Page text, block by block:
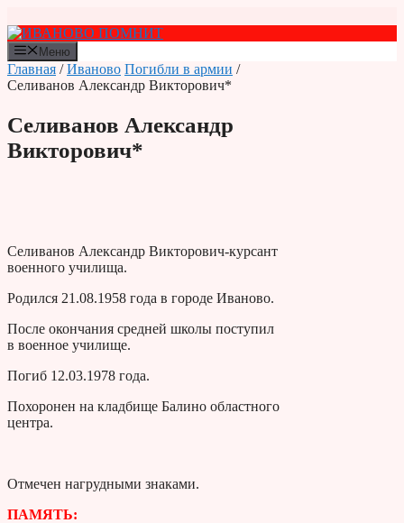
к
содержимому
Меню
Главная /Иваново Погибли в армии /
Селиванов Александр Викторович*
Селиванов Александр
Викторович*
Селиванов Александр Викторович-курсант
военного училища.
Родился 21.08.1958 года в городе Иваново.
После окончания средней школы поступил
в военное училище.
Погиб 12.03.1978 года.
Похоронен на кладбище Балино областного
центра.
Отмечен нагрудными знаками.
ПАМЯТЬ: